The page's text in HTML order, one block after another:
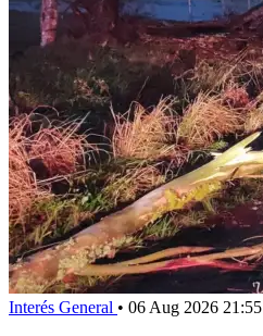
Interés General • 06 Aug 2026 21:55